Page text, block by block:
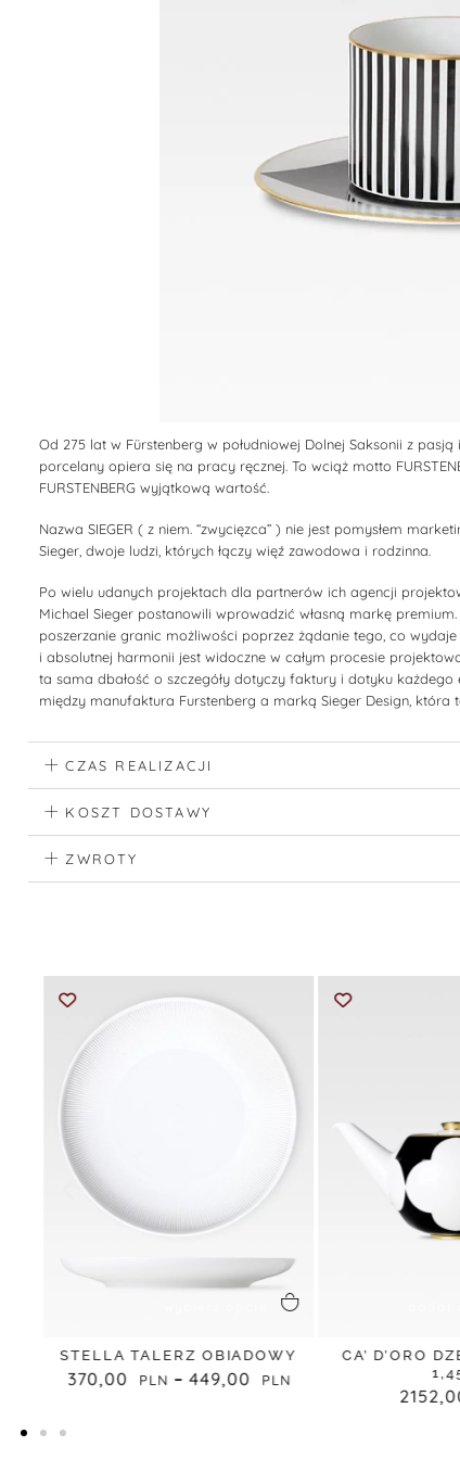
Od 275 lat w Fürstenberg w południowej Dolnej Saksonii z
porcelany opiera się na pracy ręcznej. To wciąż motto
FURSTENBERG wyjątkową wartość.
Nazwa SIEGER ( z niem. “zwycięzca” ) nie jest pomysłem
Sieger, dwoje ludzi, których łączy więź zawodowa i rodzinna.
Po wielu udanych projektach dla partnerów ich agencji
Michael Sieger postanowili wprowadzić własną markę
poszerzanie granic możliwości poprzez żądanie tego, co wydaje
i absolutnej harmonii jest widoczne w całym procesie
ta sama dbałość o szczegóły dotyczy faktury i dotyku każdego
między manufaktura Furstenberg a marką Sieger Design, która
CZAS REALIZACJI
KOSZT DOSTAWY
ZWROTY
STELLA TALERZ OBIADOWY
370,00 – 449,00
CA’ D’ORO